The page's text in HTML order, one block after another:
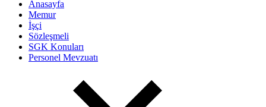
Anasayfa
Memur
İşçi
Sözleşmeli
SGK Konuları
Personel Mevzuatı